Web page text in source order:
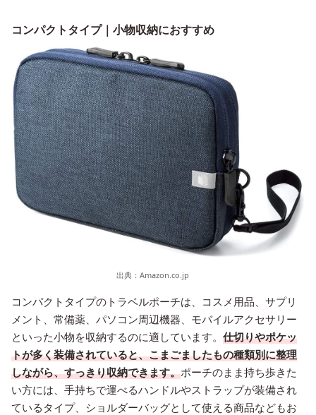
コンパクトタイプ｜小物収納におすすめ
出典： Amazon.co.jp
コンパクトタイプのトラベルポーチは、コスメ用品、サプリ
メント、常備薬、パソコン周辺機器、モバイルアクセサリー
といった小物を収納するのに適しています。 仕切りやポケッ
トが多く装備されていると、こまごましたもの種類別に整理
しながら、すっきり収納できます。ポーチのまま持ち歩きた
い方には、手持ちで運べるハンドルやストラップが装備され
ているタイプ、ショルダーバッグとして使える商品などもお